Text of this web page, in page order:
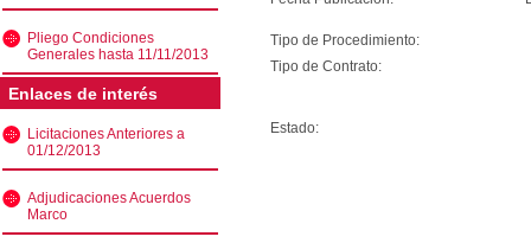
Pliego Condiciones
Generales hasta 11/11/2013
Enlaces de interés
Licitaciones Anteriores a
01/12/2013
Adjudicaciones Acuerdos
Marco
Tipo de Procedimiento:
Tipo de Contrato:
Estado: